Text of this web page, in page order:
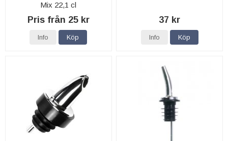
Mix 22,1 cl
Pris från 25 kr
Info Köp
37 kr
Info Köp